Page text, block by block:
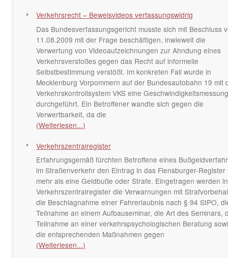
Verkehrsrecht – Beweisvideos verfassungswidrig
Das Bundesverfassungsgericht musste sich mit Beschluss
11.08.2009 mit der Frage beschäftigen, inwieweit die
Verwertung von Videoaufzeichnungen zur Ahndung eines
Verkehrsverstoßes gegen das Recht auf informelle
Selbstbestimmung verstößt. Im konkreten Fall wurde in
Mecklenburg Vorpommern auf der Bundesautobahn 19 mit
Verkehrskontrollsystem VKS eine
durchgeführt. Ein Betroffener wandte sich gegen die
Verwertbarkeit, da die
(Weiterlesen...)
Verkehrszentralregister
Erfahrungsgemäß fürchten Betroffene eines
im Straßenverkehr den Eintrag in das Flensburger-Register
mehr als eine Geldbuße oder Strafe. Eingetragen werden
Verkehrszentralregister die Verwarnungen mit
die Beschlagnahme einer Fahrerlaubnis nach § 94 StPO,
Teilnahme an einem Aufbauseminar, die Art des Seminars,
Teilnahme an einer verkehrspsychologischen Beratung
die entsprechenden Maßnahmen gegen
(Weiterlesen...)